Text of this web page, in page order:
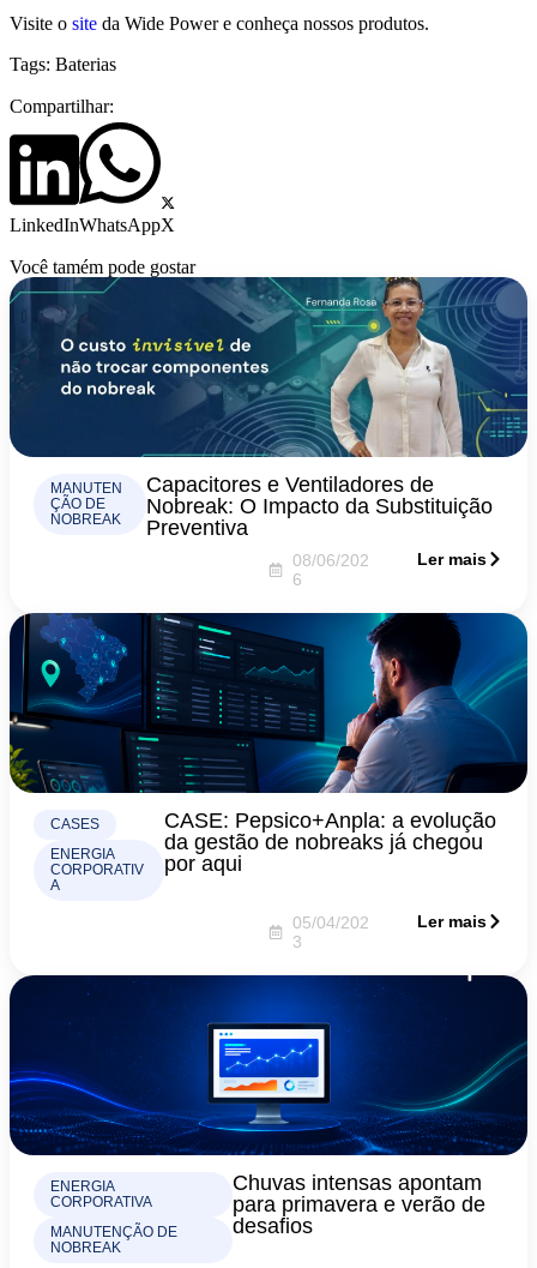
Visite o site da Wide Power e conheça nossos produtos.
Tags: Baterias
Compartilhar:
LinkedInWhatsAppX
Você tamém pode gostar
MANUTEN
ÇÃO DE
NOBREAK
Capacitores e Ventiladores de
Nobreak: O Impacto da Substituição
Preventiva
08/06/202
6
Ler mais
CASES
ENERGIA
CORPORATIV
A
CASE: Pepsico+Anpla: a evolução
da gestão de nobreaks já chegou
por aqui
05/04/202
3
Ler mais
ENERGIA
CORPORATIVA
MANUTENÇÃO DE
NOBREAK
Chuvas intensas apontam
para primavera e verão de
desafios